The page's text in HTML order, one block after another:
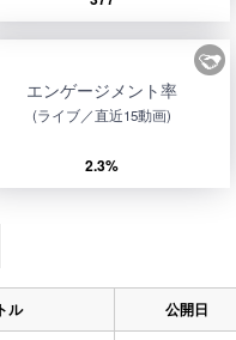
エンゲージメント率
(ライブ／直近15動画)
2.3%
ル 公開日